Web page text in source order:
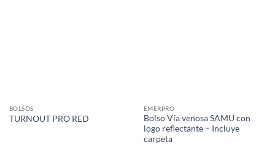
BOLSOS
TURNOUT PRO RED
EMERPRO
Bolso Vía venosa SAMU con
logo reflectante – Incluye
carpeta